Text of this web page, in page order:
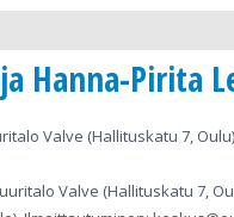
Hanna-Pirita
Valve (Hallituskatu 7,
Valve (Hallituskatu 7,